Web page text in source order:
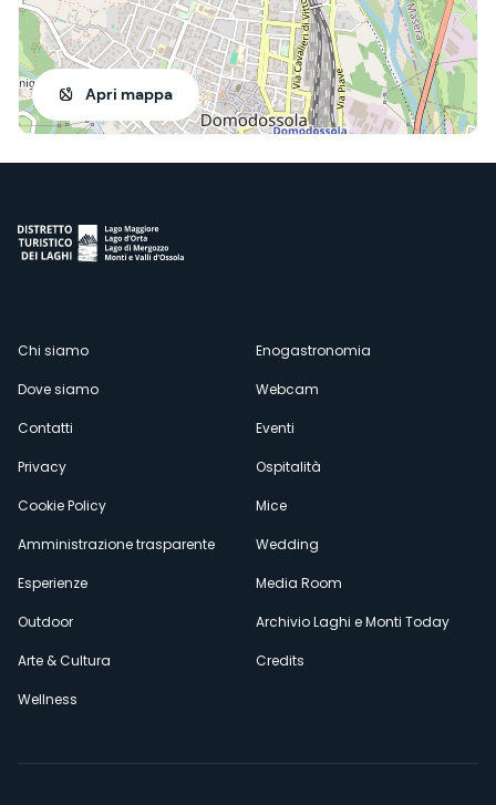
Apri mappa
Menù
secondario
Chi siamo
Dove siamo
Contatti
Privacy
Cookie Policy
Amministrazione trasparente
Esperienze
Outdoor
Arte & Cultura
Wellness
Enogastronomia
Webcam
Eventi
Ospitalità
Mice
Wedding
Media Room
Archivio Laghi e Monti Today
Credits